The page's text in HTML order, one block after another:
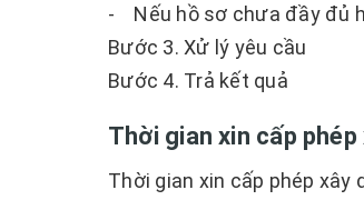
- Nếu hồ sơ chưa đầy đủ
Bước 3. Xử lý yêu cầu
Bước 4. Trả kết quả
Thời gian xin cấp
Thời gian xin cấp phép